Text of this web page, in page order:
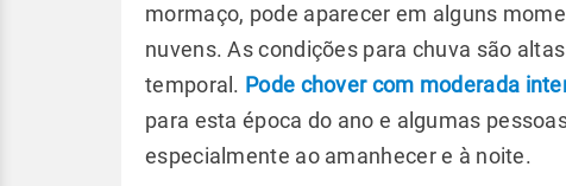
mormaço, pode aparecer em alguns
nuvens. As condições para chuva são
temporal. Pode chover com moderada
para esta época do ano e algumas
especialmente ao amanhecer e à noite.